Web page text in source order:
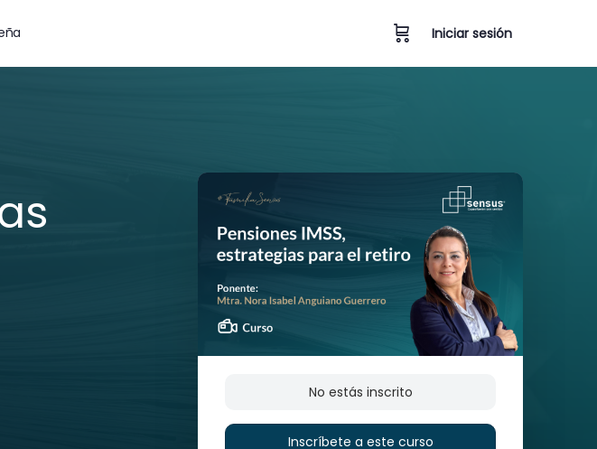
Iniciar sesión
No estás inscrito
Inscríbete a este curso